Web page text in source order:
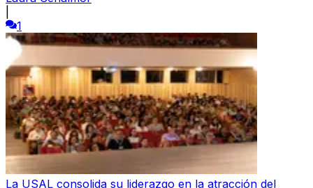
1
La USAL consolida su liderazgo en la atracción del